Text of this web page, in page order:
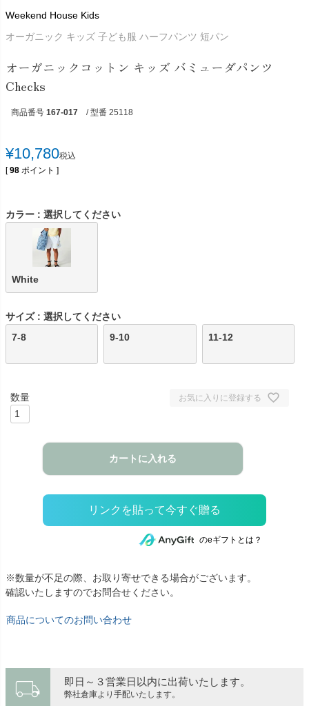
Weekend House Kids
オーガニック キッズ 子ども服 ハーフパンツ 短パン
オーガニックコットン キッズ バミューダパンツ
Checks
商品番号 167-017 / 型番 25118
¥10,780税込
[ 98 ポイント ]
カラー 選択してください
White
サイズ
選択してください
7-8
9-10 11-12
お気に入りに登録する
カートに入れる
のeギフトとは？
※数量が不足の際、お取り寄せできる場合がございます。
確認いたしますのでお問合せください。
商品についてのお問い合わせ
local_shipping 即日～３営業日以内に出荷いたします。
弊社倉庫より手配いたします。